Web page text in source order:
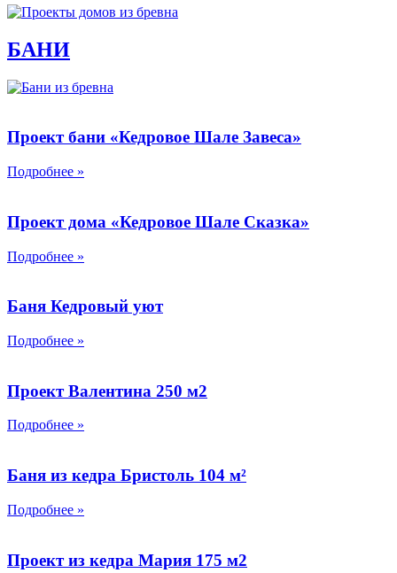
БАНИ
Проект бани «Кедровое Шале Завеса»
Подробнее »
Проект дома «Кедровое Шале Сказка»
Подробнее »
Баня Кедровый уют
Подробнее »
Проект Валентина 250 м2
Подробнее »
Баня из кедра Бристоль 104 м²
Подробнее »
Проект из кедра Мария 175 м2